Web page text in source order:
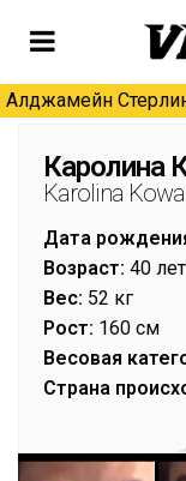
Алджамейн
Каролина
Karolina
Дата
Возраст: 40 лет
Вес: 52 кг
Рост: 160 см
Весовая
Страна